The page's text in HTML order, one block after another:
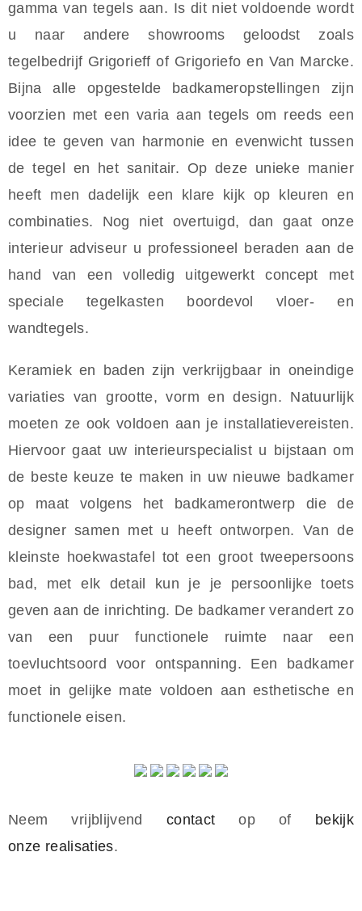
gamma van tegels aan. Is dit niet voldoende wordt
u naar andere showrooms geloodst zoals
tegelbedrijf Grigorieff of Grigoriefo en Van Marcke.
Bijna alle opgestelde badkameropstellingen zijn
voorzien met een varia aan tegels om reeds een
idee te geven van harmonie en evenwicht tussen
de tegel en het sanitair. Op deze unieke manier
heeft men dadelijk een klare kijk op kleuren en
combinaties. Nog niet overtuigd, dan gaat onze
interieur adviseur u professioneel beraden aan de
hand van een volledig uitgewerkt concept met
speciale tegelkasten boordevol vloer- en
wandtegels.
Keramiek en baden zijn verkrijgbaar in oneindige
variaties van grootte, vorm en design. Natuurlijk
moeten ze ook voldoen aan je installatievereisten.
Hiervoor gaat uw interieurspecialist u bijstaan om
de beste keuze te maken in uw nieuwe badkamer
op maat volgens het badkamerontwerp die de
designer samen met u heeft ontworpen. Van de
kleinste hoekwastafel tot een groot tweepersoons
bad, met elk detail kun je je persoonlijke toets
geven aan de inrichting. De badkamer verandert zo
van een puur functionele ruimte naar een
toevluchtsoord voor ontspanning. Een badkamer
moet in gelijke mate voldoen aan esthetische en
functionele eisen.
Neem vrijblijvend contact op of bekijk
onze realisaties.